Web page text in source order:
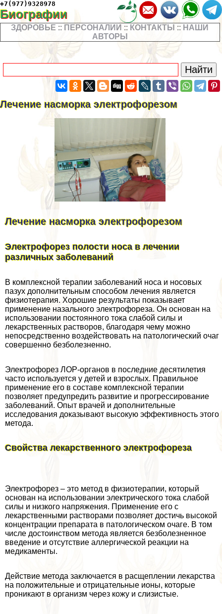
+7(977)9328978
Биографии
ЗДОРОВЬЕ :: ПЕРСОНАЛИИ :: КОНТАКТЫ :: НАШИ
АВТОРЫ
Лечение насморка электрофорезом
Лечение насморка электрофорезом
Электрофорез полости носа в лечении
различных заболеваний
В комплексной терапии заболеваний носа и носовых
пазух дополнительным способом лечения является
физиотерапия. Хорошие результаты показывает
применение назального электрофореза. Он основан на
использовании постоянного тока слабой силы и
лекарственных растворов, благодаря чему можно
непосредственно воздействовать на патологический очаг
совершенно безболезненно.
Электрофорез ЛОР-органов в последние десятилетия
часто используется у детей и взрослых. Правильное
применение его в составе комплексной терапии
позволяет предупредить развитие и прогрессирование
заболеваний. Опыт врачей и дополнительные
исследования доказывают высокую эффективность этого
метода.
Свойства лекарственного электрофореза
Электрофорез – это метод в физиотерапии, который
основан на использовании электрического тока слабой
силы и низкого напряжения. Применение его с
лекарственными растворами позволяет достичь высокой
концентрации препарата в патологическом очаге. В том
числе достоинством метода является безболезненное
введение и отсутствие аллергической реакции на
медикаменты.
Действие метода заключается в расщеплении лекарства
на положительные и отрицательные ионы, которые
проникают в организм через кожу и слизистые.